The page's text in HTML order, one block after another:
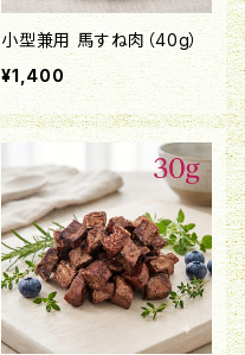
小型兼用 馬すね肉（40g）
¥1,400